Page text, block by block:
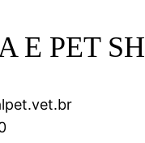
E PET